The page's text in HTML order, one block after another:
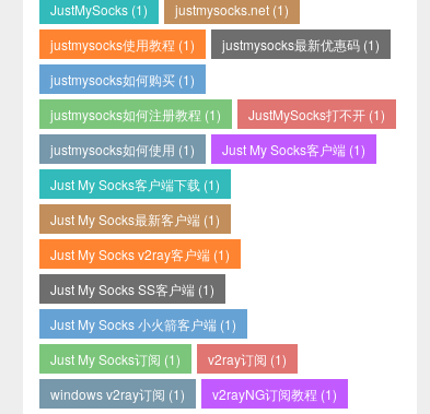
JustMySocks (1)
justmysocks.net (1)
justmysocks使用教程 (1)
justmysocks最新优惠码 (1)
justmysocks如何购买 (1)
justmysocks如何注册教程 (1)
JustMySocks打不开 (1)
justmysocks如何使用 (1)
Just My Socks客户端 (1)
Just My Socks客户端下载 (1)
Just My Socks最新客户端 (1)
Just My Socks v2ray客户端 (1)
Just My Socks SS客户端 (1)
Just My Socks 小火箭客户端 (1)
Just My Socks订阅 (1)
v2ray订阅 (1)
windows v2ray订阅 (1)
v2rayNG订阅教程 (1)